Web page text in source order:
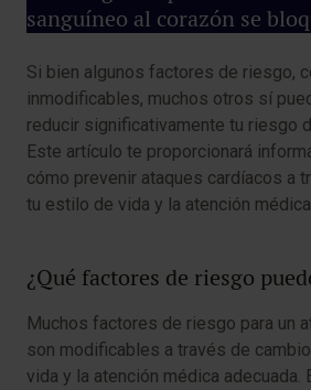
sanguíneo al corazón se
Si bien algunos factores de riesgo,
inmodificables, muchos otros sí
reducir significativamente tu riesgo
Este artículo te proporcionará
cómo prevenir ataques cardíacos a
tu estilo de vida y la atención médica
¿Qué factores de riesgo
Muchos factores de riesgo para un
son modificables a través de
vida y la atención médica